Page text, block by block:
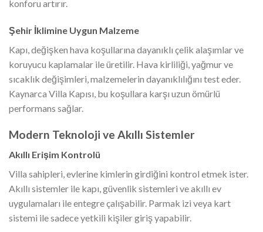
konforu artırır.
Şehir İklimine Uygun Malzeme
Kapı, değişken hava koşullarına dayanıklı çelik alaşımlar ve
koruyucu kaplamalar ile üretilir. Hava kirliliği, yağmur ve
sıcaklık değişimleri, malzemelerin dayanıklılığını test eder.
Kaynarca Villa Kapısı, bu koşullara karşı uzun ömürlü
performans sağlar.
Modern Teknoloji ve Akıllı Sistemler
Akıllı Erişim Kontrolü
Villa sahipleri, evlerine kimlerin girdiğini kontrol etmek ister.
Akıllı sistemler ile kapı, güvenlik sistemleri ve akıllı ev
uygulamaları ile entegre çalışabilir. Parmak izi veya kart
sistemi ile sadece yetkili kişiler giriş yapabilir.